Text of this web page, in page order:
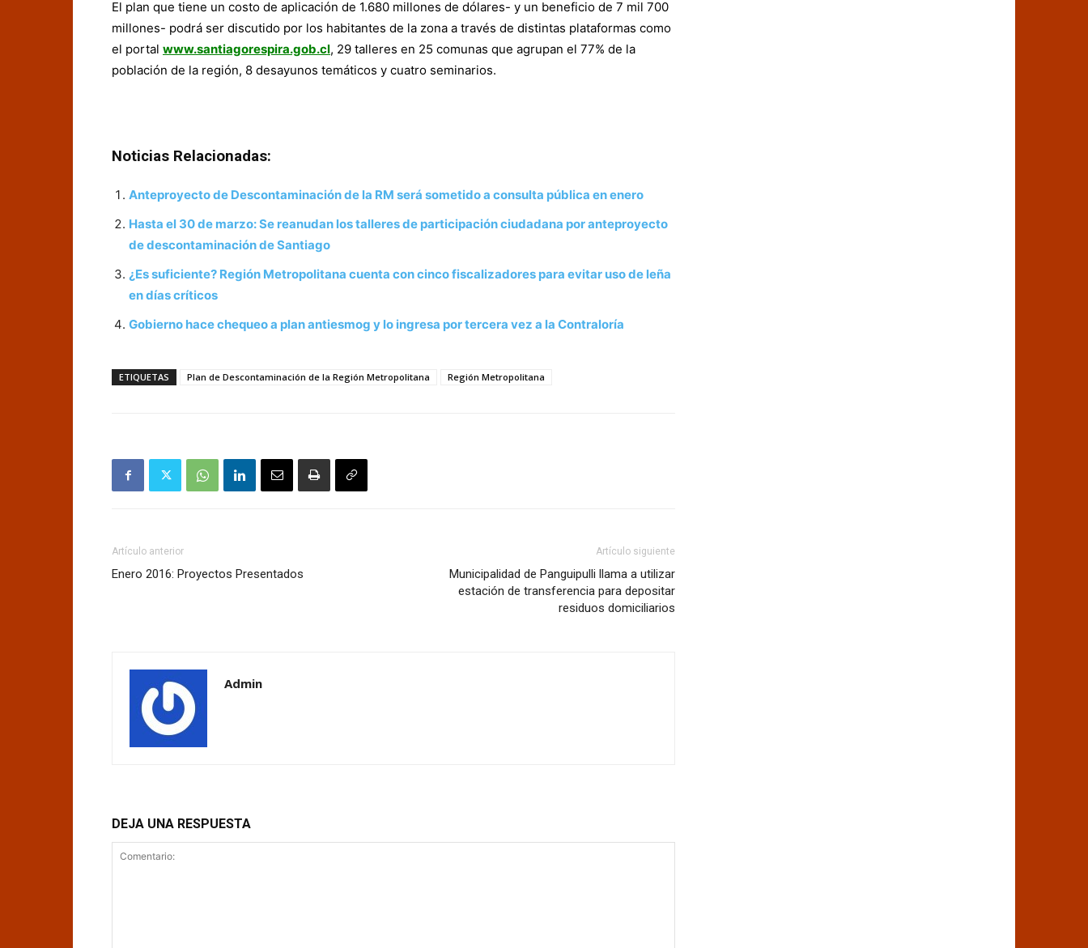
El plan que tiene un costo de aplicación de 1.680 millones de dólares- y un beneficio de 7 mil 700
millones- podrá ser discutido por los habitantes de la zona a través de distintas plataformas como
el portal www.santiagorespira.gob.cl, 29 talleres en 25 comunas que agrupan el 77% de la
población de la región, 8 desayunos temáticos y cuatro seminarios.
Noticias Relacionadas:
Anteproyecto de Descontaminación de la RM será sometido a consulta pública en enero
Hasta el 30 de marzo: Se reanudan los talleres de participación ciudadana por anteproyecto
de descontaminación de Santiago
¿Es suficiente? Región Metropolitana cuenta con cinco fiscalizadores para evitar uso de leña
en días críticos
Gobierno hace chequeo a plan antiesmog y lo ingresa por tercera vez a la Contraloría
ETIQUETAS Plan de Descontaminación de la Región Metropolitana Región Metropolitana
Artículo anterior
Enero 2016: Proyectos Presentados
Artículo siguiente
Municipalidad de Panguipulli llama a utilizar
estación de transferencia para depositar
residuos domiciliarios
Admin
DEJA UNA RESPUESTA